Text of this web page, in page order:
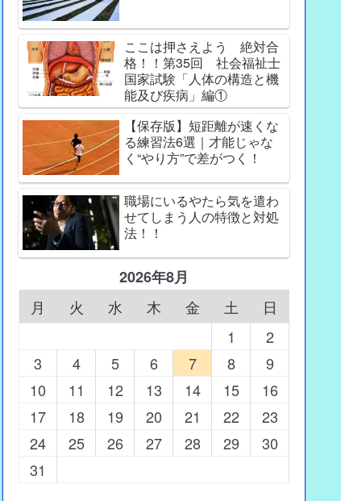
ここは押さえよう 絶対合
格！！第35回 社会福祉士
国家試験「人体の構造と機
能及び疾病」編①
【保存版】短距離が速くな
る練習法6選｜才能じゃな
く“やり方”で差がつく！
職場にいるやたら気を遣わ
せてしまう人の特徴と対処
法！！
2026年8月
月
火 水 木 金 土
日
1
2
3
4 5 6 7 8
9
10
11 12 13 14 15
16
17
18 19 20 21 22
23
24
25 26 27 28 29
30
31